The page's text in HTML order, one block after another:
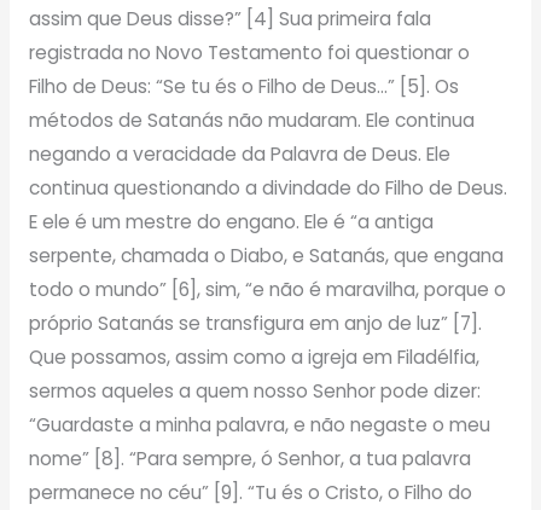
assim que Deus disse?” [4] Sua primeira fala
registrada no Novo Testamento foi questionar o
Filho de Deus: “Se tu és o Filho de Deus…” [5]. Os
métodos de Satanás não mudaram. Ele continua
negando a veracidade da Palavra de Deus. Ele
continua questionando a divindade do Filho de Deus.
E ele é um mestre do engano. Ele é “a antiga
serpente, chamada o Diabo, e Satanás, que engana
todo o mundo” [6], sim, “e não é maravilha, porque o
próprio Satanás se transfigura em anjo de luz” [7].
Que possamos, assim como a igreja em Filadélfia,
sermos aqueles a quem nosso Senhor pode dizer:
“Guardaste a minha palavra, e não negaste o meu
nome” [8]. “Para sempre, ó Senhor, a tua palavra
permanece no céu” [9]. “Tu és o Cristo, o Filho do